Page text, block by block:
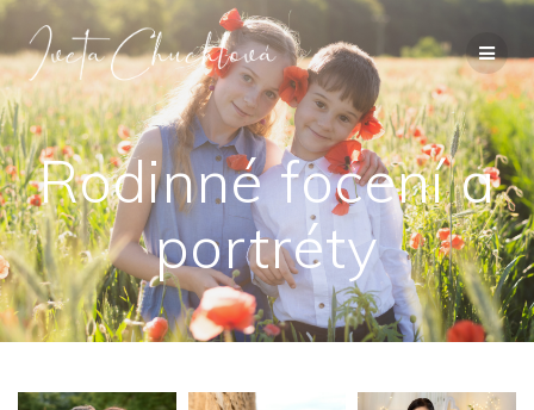
Přeskočit
na
obsah
Rodinné focení a
portréty